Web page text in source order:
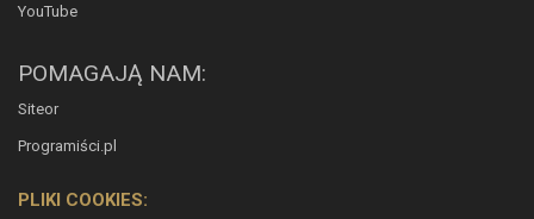
YouTube
POMAGAJĄ NAM:
Siteor
Programiści.pl
PLIKI COOKIES: